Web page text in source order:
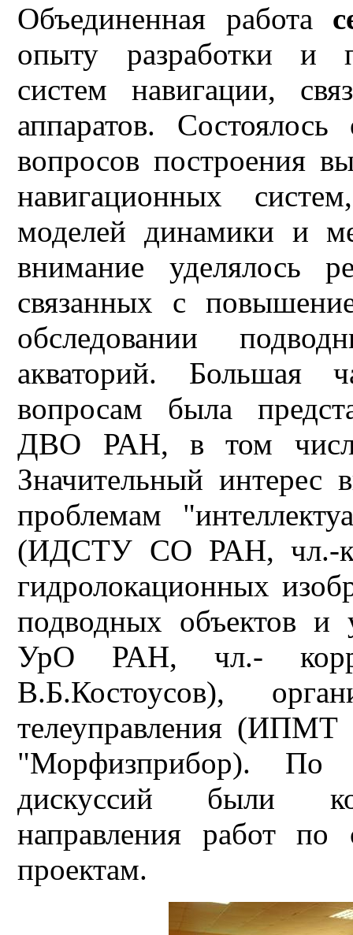
Объединенная работа
опыту разработки и
систем навигации,
аппаратов.
вопросов построения
навигационных
моделей динамики и
внимание уделялось
связанных с
обследовании
акваторий. Большая
вопросам была
ДВО РАН, в том
Значительный интерес
проблемам
(ИДСТУ СО РАН, чл.-
гидролокационных
подводных объектов
УрО РАН, чл.-
В.Б.Костоусов),
телеуправления
"Морфизприбор). По
дискуссий были
направления работ по
проектам.